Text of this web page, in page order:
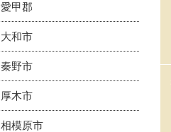
愛甲郡
大和市
秦野市
厚木市
相模原市